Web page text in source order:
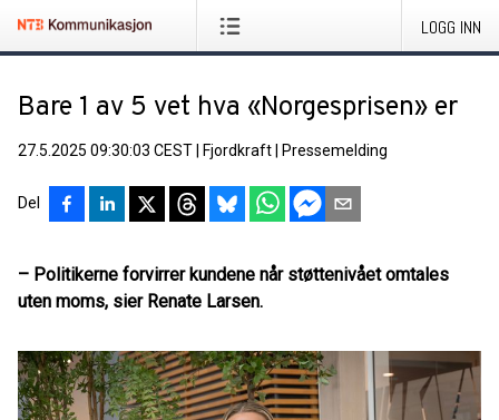
LOGG INN
Bare 1 av 5 vet hva «Norgesprisen» er
27.5.2025 09:30:03 CEST Fjordkraft Pressemelding
Del
– Politikerne forvirrer kundene når støttenivået omtales
uten moms, sier Renate Larsen.